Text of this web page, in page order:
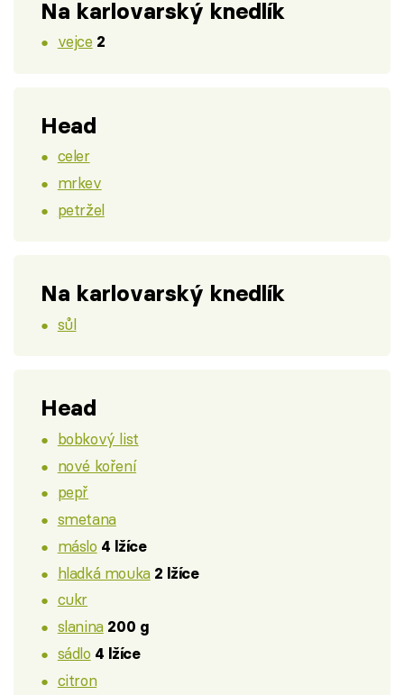
Na karlovarský knedlík
vejce 2
Head
celer
mrkev
petržel
Na karlovarský knedlík
sůl
Head
bobkový list
nové koření
pepř
smetana
máslo 4 lžíce
hladká mouka 2 lžíce
cukr
slanina 200 g
sádlo 4 lžíce
citron